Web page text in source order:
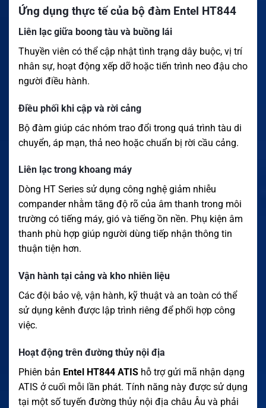
Ứng dụng thực tế của bộ đàm Entel HT844
Liên lạc giữa boong tàu và buồng lái
Thuyền viên có thể cập nhật tình trạng dây buộc, vị trí
nhân sự, hoạt động xếp dỡ hoặc tiến trình neo đậu cho
người điều hành.
Điều phối khi cập và rời cảng
Bộ đàm giúp các nhóm trao đổi trong quá trình tàu di
chuyển, áp mạn, thả neo hoặc chuẩn bị rời cầu cảng.
Liên lạc trong khoang máy
Dòng HT Series sử dụng công nghệ giảm nhiễu
compander nhằm tăng độ rõ của âm thanh trong môi
trường có tiếng máy, gió và tiếng ồn nền. Phụ kiện âm
thanh phù hợp giúp người dùng tiếp nhận thông tin
thuận tiện hơn.
Vận hành tại cảng và kho nhiên liệu
Các đội bảo vệ, vận hành, kỹ thuật và an toàn có thể
sử dụng kênh được lập trình riêng để phối hợp công
việc.
Hoạt động trên đường thủy nội địa
Phiên bản Entel HT844 ATIS hỗ trợ gửi mã nhận dạng
ATIS ở cuối mỗi lần phát. Tính năng này được sử dụng
tại một số tuyến đường thủy nội địa châu Âu và phải